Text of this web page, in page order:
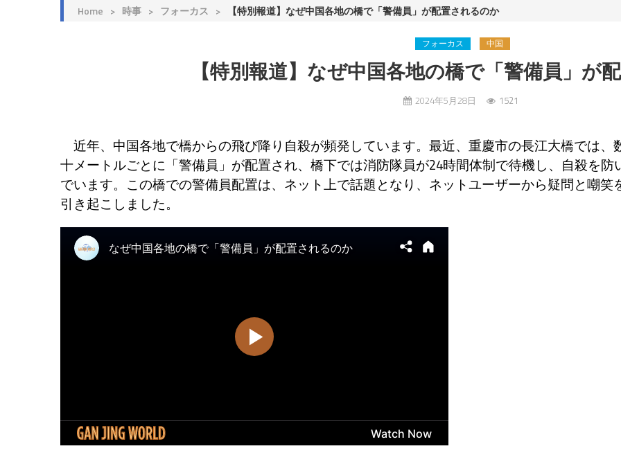
Home > 時事 > フォーカス > 【特別報道】なぜ中国各地の橋で「警備員」が配置されるのか
フォーカス 中国
【特別報道】なぜ中国各地の橋で「警備員」が
2024年5月28日 1521
近年、中国各地で橋からの飛び降り自殺が頻発しています。最近、重慶市の長江大橋では、
十メートルごとに「警備員」が配置され、橋下では消防隊員が24時間体制で待機し、自殺を防
でいます。この橋での警備員配置は、ネット上で話題となり、ネットユーザーから疑問と嘲笑
引き起こしました。